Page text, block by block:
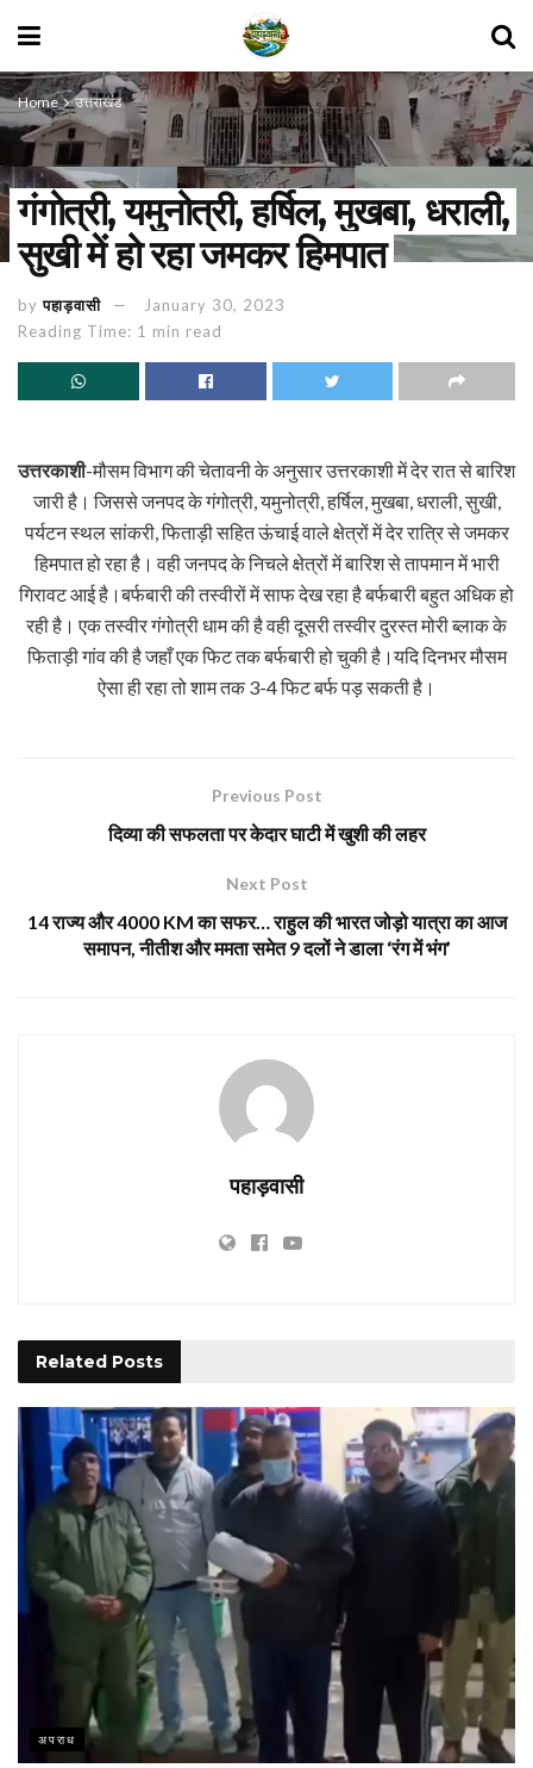
Home उत्तराखंड
गंगोत्री, यमुनोत्री, हर्षिल, मुखबा, धराली,
सुखी में हो रहा जमकर हिमपात
by पहाड़वासी
January 30, 2023
Reading Time: 1 min read
उत्तरकाशी-मौसम विभाग की चेतावनी के अनुसार उत्तरकाशी में देर रात से बारिश
जारी है। जिससे जनपद के गंगोत्री, यमुनोत्री, हर्षिल, मुखबा, धराली, सुखी,
पर्यटन स्थल सांकरी, फिताड़ी सहित ऊंचाई वाले क्षेत्रों में देर रात्रि से जमकर
हिमपात हो रहा है। वही जनपद के निचले क्षेत्रों में बारिश से तापमान में भारी
गिरावट आई है।बर्फबारी की तस्वीरों में साफ देख रहा है बर्फबारी बहुत अधिक हो
रही है। एक तस्वीर गंगोत्री धाम की है वही दूसरी तस्वीर दुरस्त मोरी ब्लाक के
फिताड़ी गांव की है जहाँ एक फिट तक बर्फबारी हो चुकी है।यदि दिनभर मौसम
ऐसा ही रहा तो शाम तक 3-4 फिट बर्फ पड़ सकती है।
Previous Post
दिव्या की सफलता पर केदार घाटी में खुशी की लहर
Next Post
14 राज्य और 4000 KM का सफर… राहुल की भारत जोड़ो यात्रा का आज
समापन, नीतीश और ममता समेत 9 दलों ने डाला ‘रंग में भंग’
पहाड़वासी
Related Posts
अपराध